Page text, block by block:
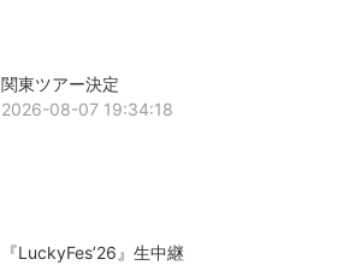
関東ツアー決定
2026-08-07 19:34:18
『LuckyFes’26』生中継